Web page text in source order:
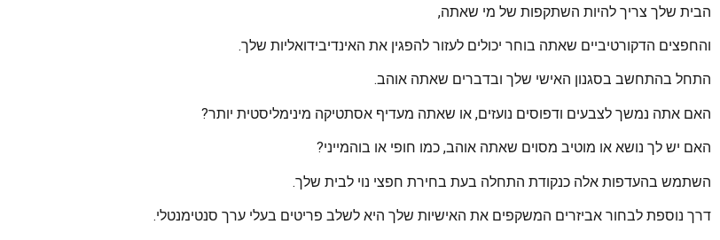
הבית שלך צריך להיות השתקפות של מי שאתה,
והחפצים הדקורטיביים שאתה בוחר יכולים לעזור להפגין את האינדיבידואליות שלך.
התחל בהתחשב בסגנון האישי שלך ובדברים שאתה אוהב.
האם אתה נמשך לצבעים ודפוסים נועזים, או שאתה מעדיף אסתטיקה מינימליסטית יותר?
האם יש לך נושא או מוטיב מסוים שאתה אוהב, כמו חופי או בוהמייני?
השתמש בהעדפות אלה כנקודת התחלה בעת בחירת חפצי נוי לבית שלך.
דרך נוספת לבחור אביזרים המשקפים את האישיות שלך היא לשלב פריטים בעלי ערך סנטימנטלי.